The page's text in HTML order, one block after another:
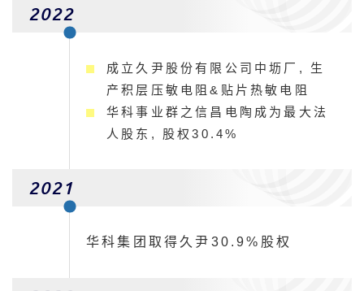
2022
成立久尹股份有限公司中坜厂, 生
产积层压敏电阻&贴片热敏电阻
华科事业群之信昌电陶成为最大法
人股东, 股权30.4%
2021
华科集团取得久尹30.9%股权